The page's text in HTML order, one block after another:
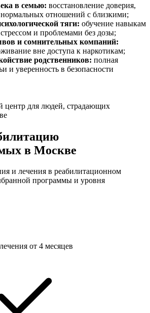
в семью: восстановление доверия,
нормальных отношений с близкими;
тяги: обучение навыкам
стрессом и проблемами без дозы;
и сомнительных компаний:
вне доступа к наркотикам;
родственников: полная
и уверенность в безопасности
в Москве
и лечения в реабилитационном
программы и уровня
от 4 месяцев